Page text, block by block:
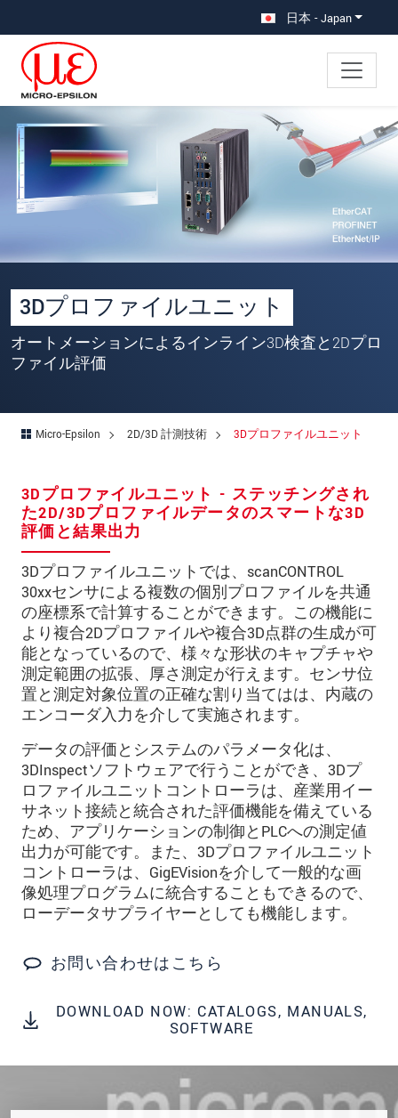
日本 - Japan
3Dプロファイルユニット
オートメーションによるインライン3D検査と2Dプロ
ファイル評価
Micro-Epsilon 2D/3D 計測技術 3Dプロファイルユニット
3Dプロファイルユニット - ステッチングされ
た2D/3Dプロファイルデータのスマートな3D
評価と結果出力
3Dプロファイルユニットでは、scanCONTROL
30xxセンサによる複数の個別プロファイルを共通
の座標系で計算することができます。この機能に
より複合2Dプロファイルや複合3D点群の生成が可
能となっているので、様々な形状のキャプチャや
測定範囲の拡張、厚さ測定が行えます。センサ位
置と測定対象位置の正確な割り当てはは、内蔵の
エンコーダ入力を介して実施されます。
データの評価とシステムのパラメータ化は、
3DInspectソフトウェアで行うことができ、3Dプ
ロファイルユニットコントローラは、産業用イー
サネット接続と統合された評価機能を備えている
ため、アプリケーションの制御とPLCへの測定値
出力が可能です。また、3Dプロファイルユニット
コントローラは、GigEVisionを介して一般的な画
像処理プログラムに統合することもできるので、
ローデータサプライヤーとしても機能します。
お問い合わせはこちら
DOWNLOAD NOW: CATALOGS, MANUALS,
SOFTWARE
×
あなたのリクエスト 3Dプロファ
イルユニット
会社名*
所在地
所在地*
電話
メールアドレ
ス*
メッセージ*
ご連絡願います
印刷された製品カタログを送ってくだ
さい
直接訪問してほしい
* 必須フィールド。
私たちはお客様の個人情報を内密に扱います。
個人情報に関するプライバシーステートメント
をお読みください。.